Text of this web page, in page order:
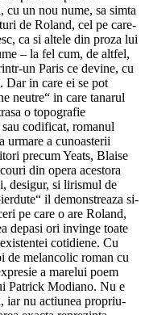
cu un nou nume, sa simta
de Roland, cel pe care-
ca si altele din proza lui
– la fel cum, de altfel,
un Paris ce devine, cu
Dar in care ei se pot
neutre“ in care tanarul
o topografie
codificat, romanul
urmare a cunoasterii
precum Yeats, Blaise
din opera acestora
desigur, si lirismul de
il demonstreaza si-
pe care o are Roland,
depasi ori invinge toate
cotidiene. Cu
de melancolic roman cu
a marelui poem
Patrick Modiano. Nu e
iar nu actiunea propriu-